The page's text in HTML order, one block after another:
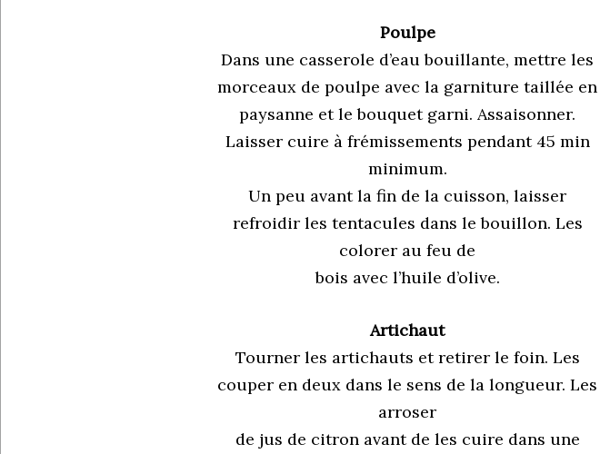
Poulpe
Dans une casserole d’eau bouillante, mettre les
morceaux de poulpe avec la garniture taillée en
paysanne et le bouquet garni. Assaisonner.
Laisser cuire à frémissements pendant 45 min
minimum.
Un peu avant la fin de la cuisson, laisser
refroidir les tentacules dans le bouillon. Les
colorer au feu de
bois avec l’huile d’olive.
Artichaut
Tourner les artichauts et retirer le foin. Les
couper en deux dans le sens de la longueur. Les
arroser
de jus de citron avant de les cuire dans une